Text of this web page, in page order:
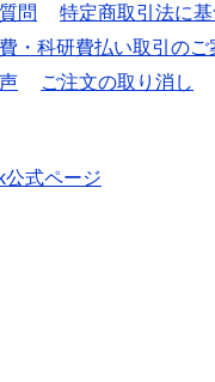
問
特定商取引法に
・科研費払い取引のご
ご注文の取り消し
公式ページ